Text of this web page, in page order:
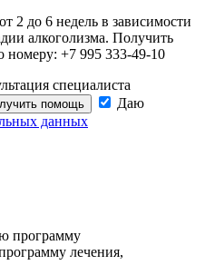
2 до 6 недель в зависимости
алкоголизма. Получить
+7 995 333-49-10
специалиста
помощь
Даю
данных
лечения,